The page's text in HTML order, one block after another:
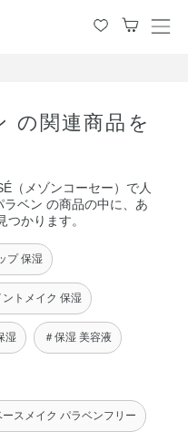
メ
の関連商品を
（メゾンコーセー）で人
ベン の商品の中に、あ
かります。
プ 保湿
ントメイク 保湿
湿 ＃保湿 美容液
ースメイク パラベンフリー